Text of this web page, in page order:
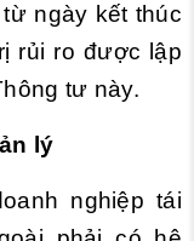
ngày kết thúc
rủi ro được lập
tư này.
lý
nghiệp tái